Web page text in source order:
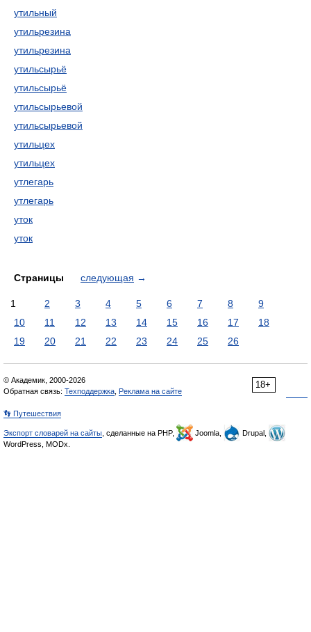
утильный
утильрезина
утильрезина
утильсырьё
утильсырьё
утильсырьевой
утильсырьевой
утильцех
утильцех
утлегарь
утлегарь
уток
уток
Страницы следующая →
1 2 3 4 5 6 7 8
9
10
11 12 13 14 15 16 17
18
19
20 21 22 23 24 25 26
18+
© Академик, 2000-2026
Обратная связь: Техподдержка Реклама на сайте
👣 Путешествия
Экспорт словарей на сайты , сделанные на PHP, Joomla,
Drupal,
WordPress, MODx.